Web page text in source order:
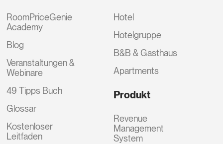
RoomPriceGenie
Academy
Blog
Veranstaltungen &
Webinare
49 Tipps Buch
Glossar
Kostenloser
Leitfaden
Hotel
Hotelgruppe
B&B & Gasthaus
Apartments
Produkt
Revenue
Management
System